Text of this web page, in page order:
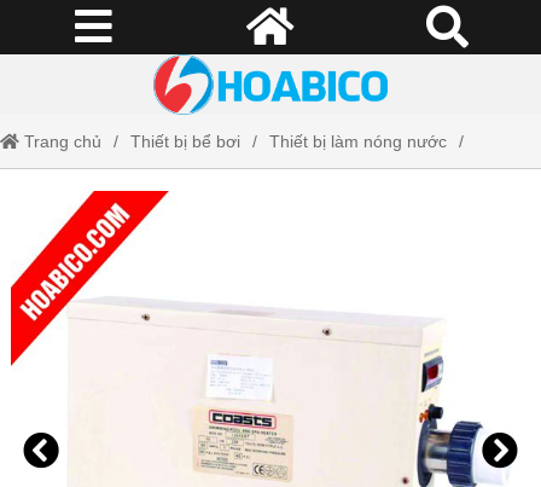
Trang chủ Thiết bị bể bơi Thiết bị làm nóng nước
Máy gia nhiệt COAST model ST